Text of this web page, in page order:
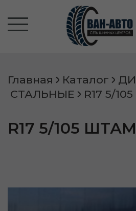
Главная Каталог
СТАЛЬНЫЕ
R17 5/
R17 5/105